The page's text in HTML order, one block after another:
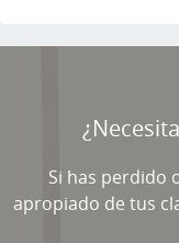
espere...Si has perdido
apropiado de tus